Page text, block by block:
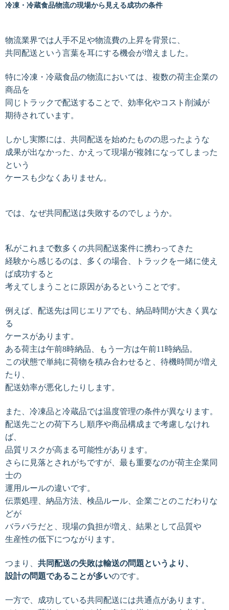
冷凍・冷蔵食品物流の現場から見える成功の条件
物流業界では人手不足や物流費の上昇を背景に、
共同配送という言葉を耳にする機会が増えました。
特に冷凍・冷蔵食品の物流においては、複数の荷主企業の
商品を
同じトラックで配送することで、効率化やコスト削減が
期待されています。
しかし実際には、共同配送を始めたものの思ったような
成果が出なかった、かえって現場が複雑になってしまった
という
ケースも少なくありません。
では、なぜ共同配送は失敗するのでしょうか。
私がこれまで数多くの共同配送案件に携わってきた
経験から感じるのは、多くの場合、トラックを一緒に使え
ば成功すると
考えてしまうことに原因があるということです。
例えば、配送先は同じエリアでも、納品時間が大きく異な
る
ケースがあります。
ある荷主は午前8時納品、もう一方は午前11時納品。
この状態で単純に荷物を積み合わせると、待機時間が増え
たり、
配送効率が悪化したりします。
また、冷凍品と冷蔵品では温度管理の条件が異なります。
配送先ごとの荷下ろし順序や商品構成まで考慮しなけれ
ば、
品質リスクが高まる可能性があります。
さらに見落とされがちですが、最も重要なのが荷主企業同
士の
運用ルールの違いです。
伝票処理、納品方法、検品ルール、企業ごとのこだわりな
どが
バラバラだと、現場の負担が増え、結果として品質や
生産性の低下につながります。
つまり、 共同配送の失敗は輸送の問題というより、
設計の問題であることが多いのです。
一方で、成功している共同配送には共通点があります。